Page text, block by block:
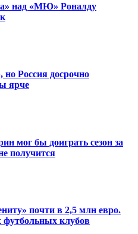
над «МЮ» Роналду
Россия досрочно
ярче
мог бы доиграть сезон за
получится
почти в 2,5 млн евро.
футбольных клубов